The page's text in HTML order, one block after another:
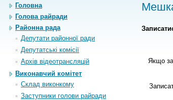
Головна
Голова райради
Районна рада
Депутати районної ради
Депутатські комісії
Архiв вiдеотрансляцiй
Виконавчий комітет
Склад виконкому
Заступники голови райради
Якщо